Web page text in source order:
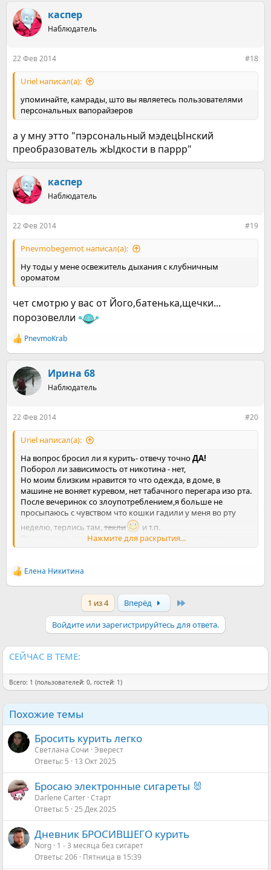
к
ц
и
каспер
Наблюдатель
22 Фев 2014 #18
Uriel написал(а):
упоминайте, камрады, што вы являетесь пользователями
персональных вапорайзеров
а у мну этто "пэрсональный мэдецЫнский
преобразователь жЫдкости в паррр"
каспер
Наблюдатель
22 Фев 2014 #19
Pnevmobegemot написал(а):
Ну тоды у мене освежитель дыхания с клубничным
ороматом
чет смотрю у вас от Його,батенька,щечки...
порозовелли
Р
е
к
ц
и
PnevmoKrab
Ирина 68
Наблюдатель
22 Фев 2014 #20
Uriel написал(а):
На вопрос бросил ли я курить- отвечу точноДА!
Поборол ли зависимость от никотина - нет,
Но моим близким нравится то что одежда, в доме, в
машине не воняет куревом, нет табачного перегара изо рта.
После вечеринок со злоупотреблением,я больше не
просыпаюсь с чувством что кошки гадили у меня во рту
неделю, терлись там, текли
и т.п.
Просыпаюсь с легким сушняком, ну или одна кошка
Нажмите для раскрытия...
Р
е
Елена Никитина
1 из 4 Вперёд
Войдите или зарегистрируйтесь для ответа.
СЕЙЧАС В ТЕМЕ:
Всего: 1 (пользователей: 0, гостей: 1)
Похожие темы
Бросить курить легко
Светлана Сочи Эверест
Ответы 5 13 Окт 2025
Бросаю электронные сигареты 🐰
Darlene Carter Старт
Ответы 5 25 Дек 2025
Дневник БРОСИВШЕГО курить
Norg 1 - 3 месяца без сигарет
Ответы 206 Пятница в 15:39